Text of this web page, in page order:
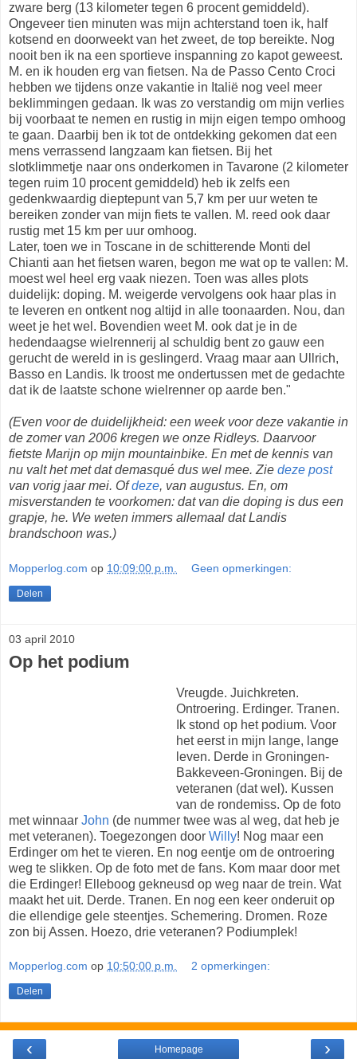
zware berg (13 kilometer tegen 6 procent gemiddeld).
Ongeveer tien minuten was mijn achterstand toen ik, half
kotsend en doorweekt van het zweet, de top bereikte. Nog
nooit ben ik na een sportieve inspanning zo kapot geweest.
M. en ik houden erg van fietsen. Na de Passo Cento Croci
hebben we tijdens onze vakantie in Italië nog veel meer
beklimmingen gedaan. Ik was zo verstandig om mijn verlies
bij voorbaat te nemen en rustig in mijn eigen tempo omhoog
te gaan. Daarbij ben ik tot de ontdekking gekomen dat een
mens verrassend langzaam kan fietsen. Bij het
slotklimmetje naar ons onderkomen in Tavarone (2 kilometer
tegen ruim 10 procent gemiddeld) heb ik zelfs een
gedenkwaardig dieptepunt van 5,7 km per uur weten te
bereiken zonder van mijn fiets te vallen. M. reed ook daar
rustig met 15 km per uur omhoog.
Later, toen we in Toscane in de schitterende Monti del
Chianti aan het fietsen waren, begon me wat op te vallen: M.
moest wel heel erg vaak niezen. Toen was alles plots
duidelijk: doping. M. weigerde vervolgens ook haar plas in
te leveren en ontkent nog altijd in alle toonaarden. Nou, dan
weet je het wel. Bovendien weet M. ook dat je in de
hedendaagse wielrennerij al schuldig bent zo gauw een
gerucht de wereld in is geslingerd. Vraag maar aan Ullrich,
Basso en Landis. Ik troost me ondertussen met de gedachte
dat ik de laatste schone wielrenner op aarde ben."
(Even voor de duidelijkheid: een week voor deze vakantie in
de zomer van 2006 kregen we onze Ridleys. Daarvoor
fietste Marijn op mijn mountainbike. En met de kennis van
nu valt het met dat demasqué dus wel mee. Zie deze post
van vorig jaar mei. Ofdeze, van augustus. En, om
misverstanden te voorkomen: dat van die doping is dus een
grapje, he. We weten immers allemaal dat Landis
brandschoon was.)
Mopperlog.com op 10:09:00 p.m. Geen opmerkingen:
Delen
03 april 2010
Op het podium
Vreugde. Juichkreten.
Ontroering. Erdinger. Tranen.
Ik stond op het podium. Voor
het eerst in mijn lange, lange
leven. Derde in Groningen-
Bakkeveen-Groningen. Bij de
veteranen (dat wel). Kussen
van de rondemiss. Op de foto
met winnaar John (de nummer twee was al weg, dat heb je
met veteranen). Toegezongen door Willy! Nog maar een
Erdinger om het te vieren. En nog eentje om de ontroering
weg te slikken. Op de foto met de fans. Kom maar door met
die Erdinger! Elleboog gekneusd op weg naar de trein. Wat
maakt het uit. Derde. Tranen. En nog een keer onderuit op
die ellendige gele steentjes. Schemering. Dromen. Roze
zon bij Assen. Hoezo, drie veteranen? Podiumplek!
Mopperlog.com op 10:50:00 p.m. 2 opmerkingen:
Delen
‹ ›
Homepage